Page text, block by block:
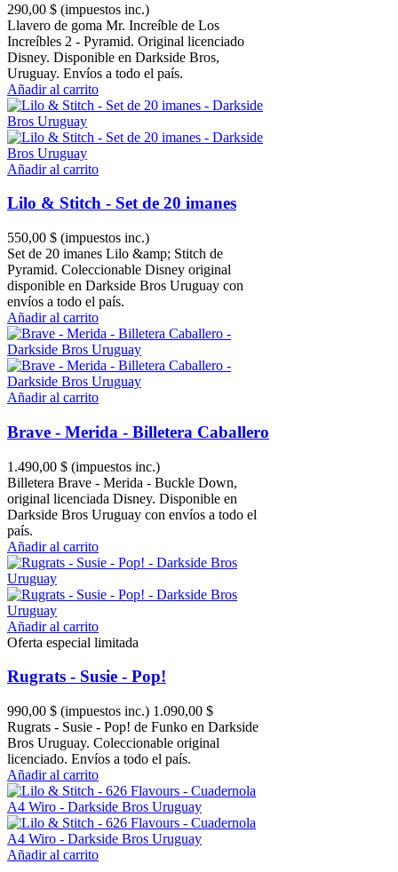
290,00 $ (impuestos inc.)
Llavero de goma Mr. Increíble de Los
Increíbles 2 - Pyramid. Original licenciado
Disney. Disponible en Darkside Bros,
Uruguay. Envíos a todo el país.
Añadir al carrito
Añadir al carrito
Lilo & Stitch - Set de 20 imanes
550,00 $ (impuestos inc.)
Set de 20 imanes Lilo &amp; Stitch de
Pyramid. Coleccionable Disney original
disponible en Darkside Bros Uruguay con
envíos a todo el país.
Añadir al carrito
Añadir al carrito
Brave - Merida - Billetera Caballero
1.490,00 $ (impuestos inc.)
Billetera Brave - Merida - Buckle Down,
original licenciada Disney. Disponible en
Darkside Bros Uruguay con envíos a todo el
país.
Añadir al carrito
Añadir al carrito
Oferta especial limitada
Rugrats - Susie - Pop!
990,00 $ (impuestos inc.) 1.090,00 $
Rugrats - Susie - Pop! de Funko en Darkside
Bros Uruguay. Coleccionable original
licenciado. Envíos a todo el país.
Añadir al carrito
Añadir al carrito